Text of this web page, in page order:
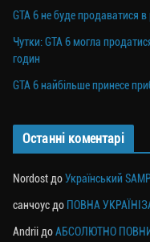
GTA 6 не буде продаватися в
Чутки: GTA 6 могла
годин
GTA 6 найбільше принесе
Останні коментарі
Nordost доУкраїнський
санчоус до ПОВНА
Andrii доАБСОЛЮТНО ПОВНИЙ